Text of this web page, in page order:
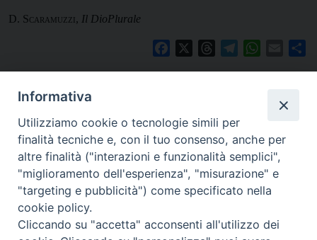
D. Scaramuzzi, Il DioPlurale
Facebook ThreadsTelegramWhatsApp
Email
Informativa
Utilizziamo cookie o tecnologie simili per
finalità tecniche e, con il tuo consenso, anche per
altre finalità ("interazioni e funzionalità semplici",
"miglioramento dell'esperienza", "misurazione" e
"targeting e pubblicità") come specificato nella
cookie policy.
Cliccando su "accetta" acconsenti all'utilizzo dei